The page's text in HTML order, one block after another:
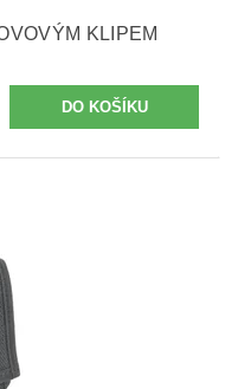
KLIPEM